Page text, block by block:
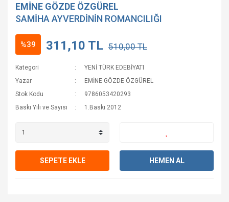
EMİNE GÖZDE ÖZGÜREL
SAMİHA AYVERDİNİN ROMANCILIĞI
%39 311,10 TL 510,00 TL
Kategori
YENİ TÜRK EDEBİYATI
Yazar
EMİNE GÖZDE ÖZGÜREL
Stok Kodu
9786053420293
Baskı Yılı ve Sayısı
1.Baskı 2012
SEPETE EKLE HEMEN AL